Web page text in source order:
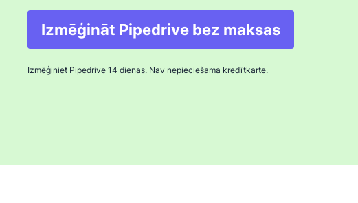
Izmēģināt Pipedrive bez maksas
Izmēģiniet Pipedrive 14 dienas. Nav nepieciešama kredītkarte.